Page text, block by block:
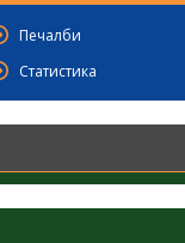
Печалби
Статистика